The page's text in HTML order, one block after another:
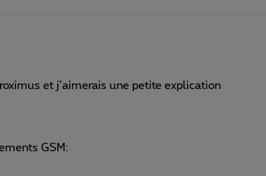
et j’aimerais une petite explication
GSM: